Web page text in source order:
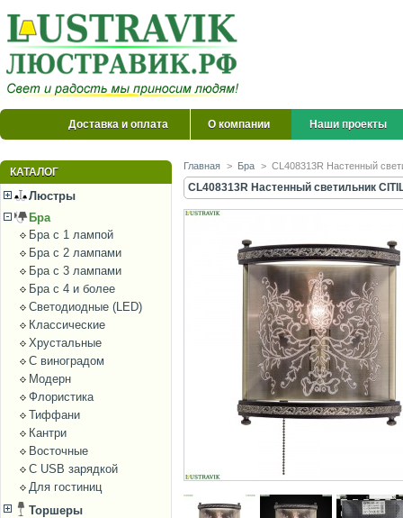
Доставка и оплата О компании Наши проекты
КАТАЛОГ
Люстры
Бра
Бра с 1 лампой
Бра с 2 лампами
Бра с 3 лампами
Бра с 4 и более
Светодиодные (LED)
Классические
Хрустальные
С виноградом
Модерн
Флористика
Тиффани
Кантри
Восточные
С USB зарядкой
Для гостиниц
Торшеры
Главная > Бра > CL408313R Настенный
CL408313R Настенный светильник